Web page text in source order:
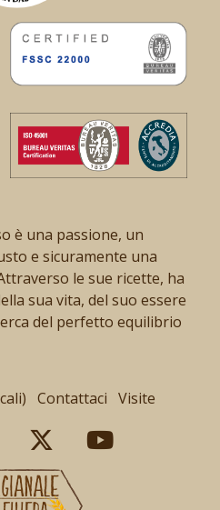
è una passione, un
e sicuramente una
le sue ricette, ha
sua vita, del suo essere
del perfetto equilibrio
Contattaci Visite